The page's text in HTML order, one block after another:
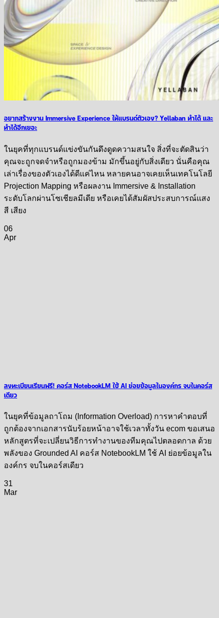
อยากสร้างงาน Immersive Experience ให้แบรนด์ตัวเอง? Yellaban ทำได้ และ
ทำได้อีกเยอะ
ในยุคที่ทุกแบรนด์แข่งขันกันดึงดูดความสนใจ สิ่งที่จะตัดสินว่า
คุณจะถูกจดจำหรือถูกมองข้าม มักขึ้นอยู่กับสิ่งเดียว นั่นคือคุณ
เล่าเรื่องของตัวเองได้ดีแค่ไหน หลายคนอาจเคยเห็นเทคโนโลยี
Projection Mapping หรือผลงาน Immersive & Installation
ระดับโลกผ่านโซเชียลมีเดีย หรือเคยได้สัมผัสประสบการณ์แสง
สี เสียง
06
Apr
ลงทะเบียนเรียนฟรี! คอร์ส NotebookLM ใช้ AI ย่อยข้อมูลในองค์กร จบในคอร์ส
เดียว
ในยุคที่ข้อมูลถาโถม (Information Overload) การหาคำตอบที่
ถูกต้องจากเอกสารนับร้อยหน้าอาจใช้เวลาทั้งวัน ecom ขอเสนอ
หลักสูตรที่จะเปลี่ยนวิธีการทำงานของทีมคุณไปตลอดกาล ด้วย
พลังของ Grounded AI คอร์ส NotebookLM ใช้ AI ย่อยข้อมูลใน
องค์กร จบในคอร์สเดียว
31
Mar